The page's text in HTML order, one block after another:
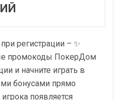
регистрации – ✨
промокоды ПокерДом
и начните играть в
бонусами прямо
появляется